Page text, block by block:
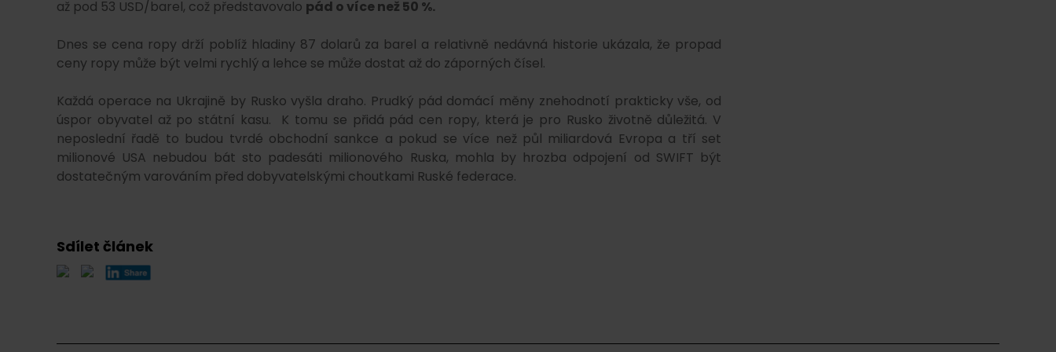
až pod 53 USD/barel, což představovalo pád o více než 50 %.
Dnes se cena ropy drží poblíž hladiny 87 dolarů za barel a relativně nedávná historie ukázala, že propad
ceny ropy může být velmi rychlý a lehce se může dostat až do záporných čísel.
Každá operace na Ukrajině by Rusko vyšla draho. Prudký pád domácí měny znehodnotí prakticky vše, od
úspor obyvatel až po státní kasu. K tomu se přidá pád cen ropy, která je pro Rusko životně důležitá. V
neposlední řadě to budou tvrdé obchodní sankce a pokud se více než půl miliardová Evropa a tří set
milionové USA nebudou bát sto padesáti milionového Ruska, mohla by hrozba odpojení od SWIFT být
dostatečným varováním před dobyvatelskými choutkami Ruské federace.
Sdílet článek